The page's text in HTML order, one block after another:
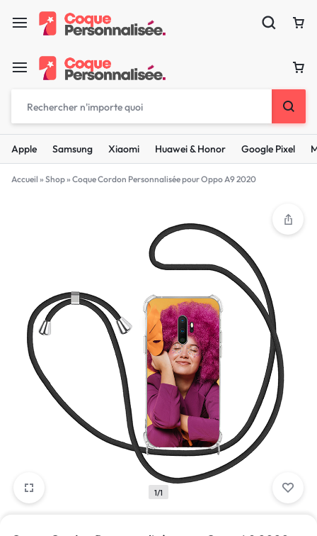
Apple Samsung Xiaomi Huawei & Honor Google Pixel
Accueil » Shop» Coque Cordon Personnalisée pour Oppo A9 2020
1/1